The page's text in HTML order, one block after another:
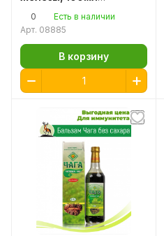
восковая моль
настойка пчелиной
0
Есть в наличии
Арт. 08885
В корзину